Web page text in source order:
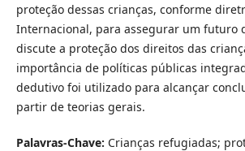
proteção dessas crianças, conforme
Internacional, para assegurar um futuro
discute a proteção dos direitos das
importância de políticas públicas
dedutivo foi utilizado para alcançar
partir de teorias gerais.
Palavras-Chave: Crianças refugiadas;